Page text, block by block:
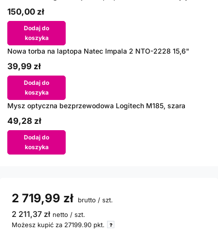
150,00 zł
Dodaj do
koszyka
Nowa torba na laptopa Natec Impala 2 NTO-2228 15,6"
39,99 zł
Dodaj do
koszyka
Mysz optyczna bezprzewodowa Logitech M185, szara
49,28 zł
Dodaj do
koszyka
2 719,99 zł brutto / szt.
2 211,37 zł netto / szt.
Możesz kupić za 27199.90 pkt.